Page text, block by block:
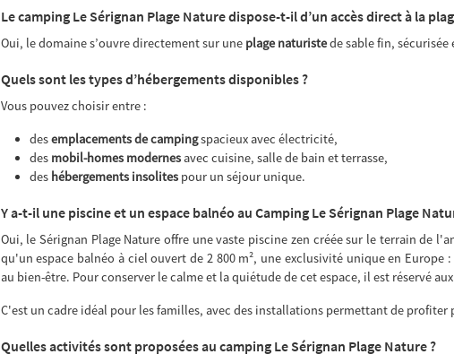
Le camping Le Sérignan Plage Nature dispose-t-il d’un accès direct à la
Oui, le domaine s’ouvre directement sur une plage naturistede sable fin, sécurisée
Quels sont les types d’hébergements disponibles ?
Vous pouvez choisir entre :
desemplacements de campingspacieux avec électricité,
des mobil-homes modernesavec cuisine, salle de bain et terrasse,
des hébergements insolitespour un séjour unique.
Y a-t-il une piscine et un espace balnéo au Camping Le Sérignan Plage
Oui, le Sérignan Plage Nature offre une vaste piscine zen créée sur le terrain de
qu'un espace balnéo à ciel ouvert de 2 800 m², une exclusivité unique en Europe
au bien-être. Pour conserver le calme et la quiétude de cet espace, il est réservé
C'est un cadre idéal pour les familles, avec des installations permettant de profiter
Quelles activités sont proposées au camping Le Sérignan Plage Nature ?